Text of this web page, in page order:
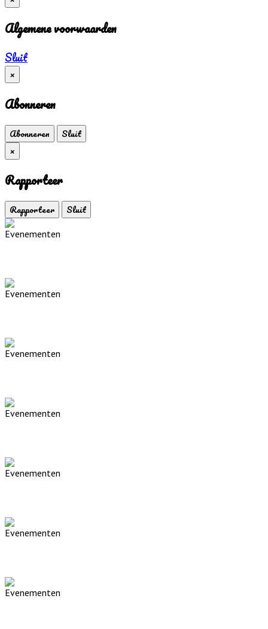
Algemene voorwaarden
Sluit
×
Abonneren
Abonneren
Sluit
×
Rapporteer
Rapporteer Sluit